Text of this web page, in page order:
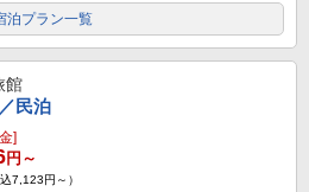
泊プラン一覧
館
民泊
]
円～
7,123円～）